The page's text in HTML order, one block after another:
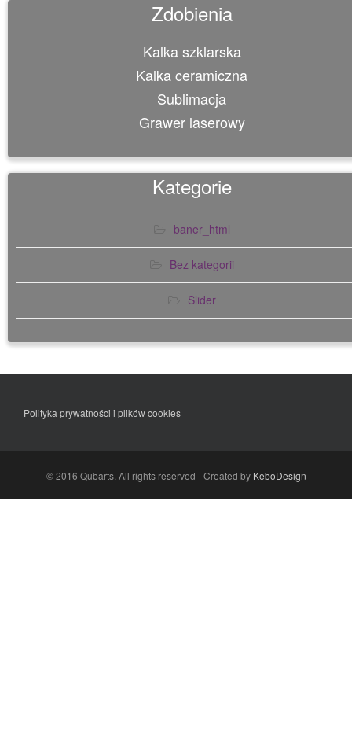
Zdobienia
Kalka szklarska
Kalka ceramiczna
Sublimacja
Grawer laserowy
Kategorie
baner_html
Bez kategorii
Slider
Polityka prywatności i plików cookies
© 2016 Qubarts. All rights reserved - Created by KeboDesign